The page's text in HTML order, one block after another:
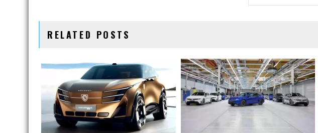
RELATED POSTS